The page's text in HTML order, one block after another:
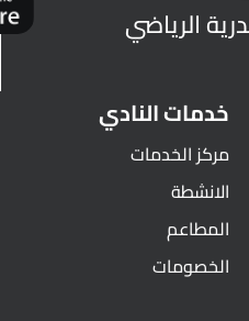
الرياضي
خدمات النادي
مركز الخدمات
الانشطة
المطاعم
الخصومات